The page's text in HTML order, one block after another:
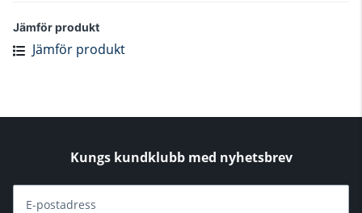
Jämför produkt
Jämför produkt
Kungs kundklubb med nyhetsbrev
E-postadress